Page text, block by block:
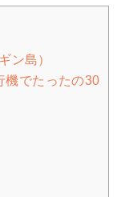
ン島）
機でたったの30